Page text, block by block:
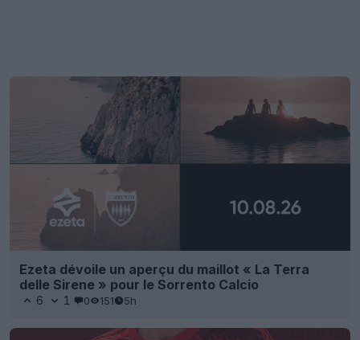
Ezeta dévoile un aperçu du maillot « La Terra
delle Sirene » pour le Sorrento Calcio
6 1 0 151 5h